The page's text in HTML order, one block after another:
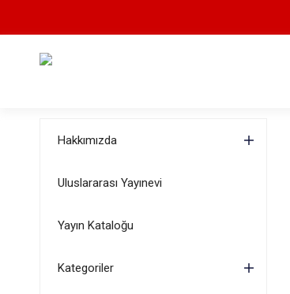
Hakkımızda
Uluslararası Yayınevi
Yayın Kataloğu
Kategoriler